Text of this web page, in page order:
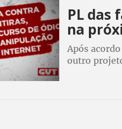
PL das
na
Após
outro